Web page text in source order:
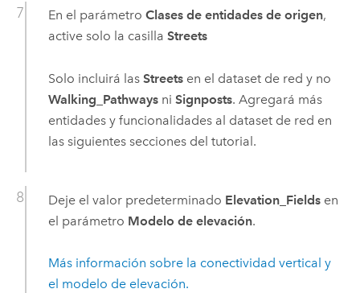
En el parámetro Clases de entidades de origen,
active solo la casilla Streets
Solo incluirá las Streetsen el dataset de red y no
Walking_Pathwaysni Signposts. Agregará más
entidades y funcionalidades al dataset de red en
las siguientes secciones del tutorial.
Deje el valor predeterminado Elevation_Fieldsen
el parámetro Modelo de elevación.
Más información sobre la conectividad vertical y
el modelo de elevación.